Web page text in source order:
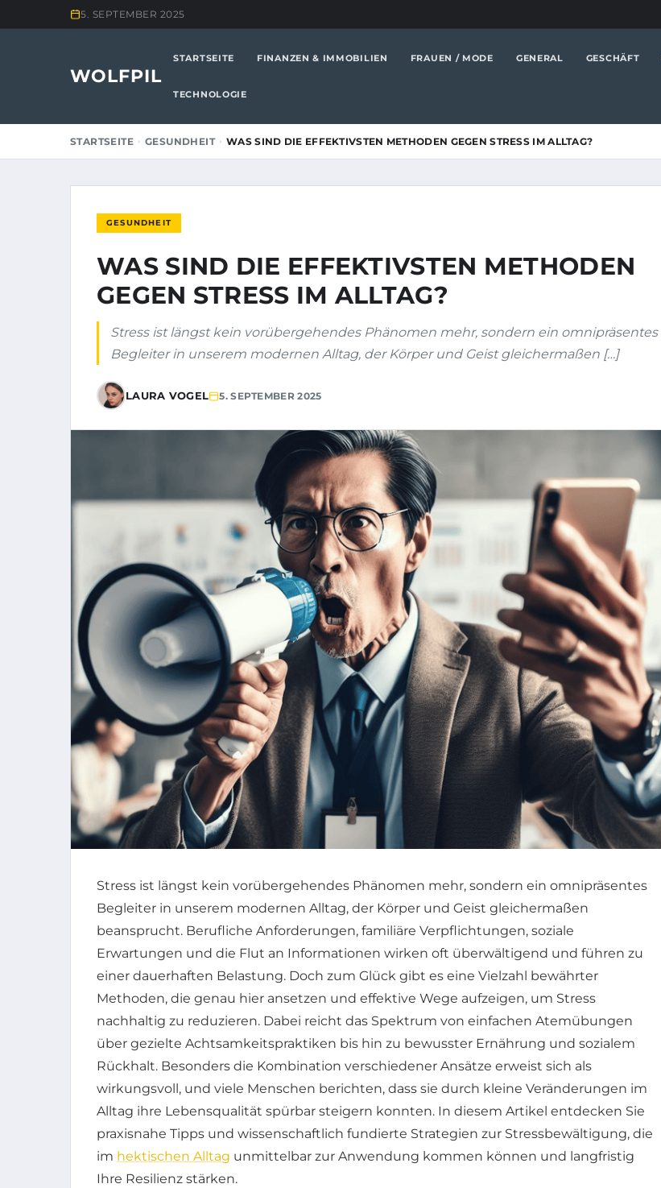
5. SEPTEMBER 2025
WOLFPIL
STARTSEITE FINANZEN & IMMOBILIEN FRAUEN / MODE GENERAL GESCHÄFT
TECHNOLOGIE
STARTSEITE GESUNDHEIT WAS SIND DIE EFFEKTIVSTEN METHODEN GEGEN STRESS IM ALLTAG?
GESUNDHEIT
WAS SIND DIE EFFEKTIVSTEN METHODEN
GEGEN STRESS IM ALLTAG?
Stress ist längst kein vorübergehendes Phänomen mehr, sondern ein omnipräsentes
Begleiter in unserem modernen Alltag, der Körper und Geist gleichermaßen […]
LAURA VOGEL 5. SEPTEMBER 2025
Stress ist längst kein vorübergehendes Phänomen mehr, sondern ein omnipräsentes
Begleiter in unserem modernen Alltag, der Körper und Geist gleichermaßen
beansprucht. Berufliche Anforderungen, familiäre Verpflichtungen, soziale
Erwartungen und die Flut an Informationen wirken oft überwältigend und führen zu
einer dauerhaften Belastung. Doch zum Glück gibt es eine Vielzahl bewährter
Methoden, die genau hier ansetzen und effektive Wege aufzeigen, um Stress
nachhaltig zu reduzieren. Dabei reicht das Spektrum von einfachen Atemübungen
über gezielte Achtsamkeitspraktiken bis hin zu bewusster Ernährung und sozialem
Rückhalt. Besonders die Kombination verschiedener Ansätze erweist sich als
wirkungsvoll, und viele Menschen berichten, dass sie durch kleine Veränderungen im
Alltag ihre Lebensqualität spürbar steigern konnten. In diesem Artikel entdecken Sie
praxisnahe Tipps und wissenschaftlich fundierte Strategien zur Stressbewältigung, die
im hektischen Alltag unmittelbar zur Anwendung kommen können und langfristig
Ihre Resilienz stärken.